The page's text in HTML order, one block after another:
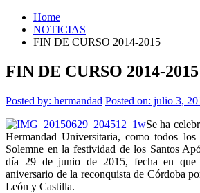
Home
NOTICIAS
FIN DE CURSO 2014-2015
FIN DE CURSO 2014-2015
Posted by: hermandad Posted on: julio 3,
Se ha
Hermandad Universitaria, como todos
Solemne en la festividad de los Santos
día 29 de junio de 2015, fecha en que
aniversario de la reconquista de Córdoba
León y Castilla.